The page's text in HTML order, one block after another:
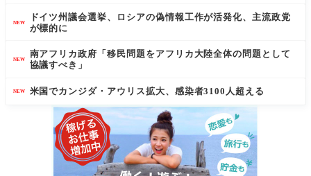
NEW
ドイツ州議会選挙、ロシアの偽情報工作が活発化、主流政党
が標的に
NEW
南アフリカ政府「移民問題をアフリカ大陸全体の問題として
協議すべき」
NEW 米国でカンジダ・アウリス拡大、感染者3100人超える